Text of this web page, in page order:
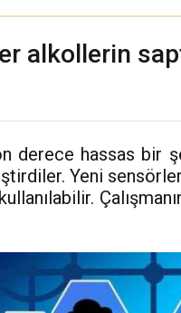
alkollerin
derece hassas bir
Yeni